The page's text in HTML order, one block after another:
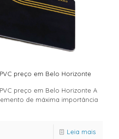
preço em Belo Horizonte
preço em Belo Horizonte A
de máxima importância
Leia mais